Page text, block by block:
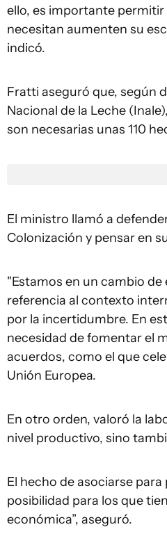
ello, es importante permitir
necesitan aumenten su
indicó.
Fratti aseguró que, según
Nacional de la Leche
son necesarias unas 110
El ministro llamó a
Colonización y pensar en
"Estamos en un cambio de
referencia al contexto
por la incertidumbre. En
necesidad de fomentar el
acuerdos, como el que
Unión Europea.
En otro orden, valoró la
nivel productivo, sino
El hecho de asociarse
posibilidad para los que
económica”, aseguró.